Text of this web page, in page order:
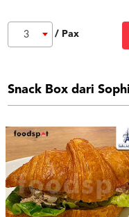
3 / Pax
Snack Box dari